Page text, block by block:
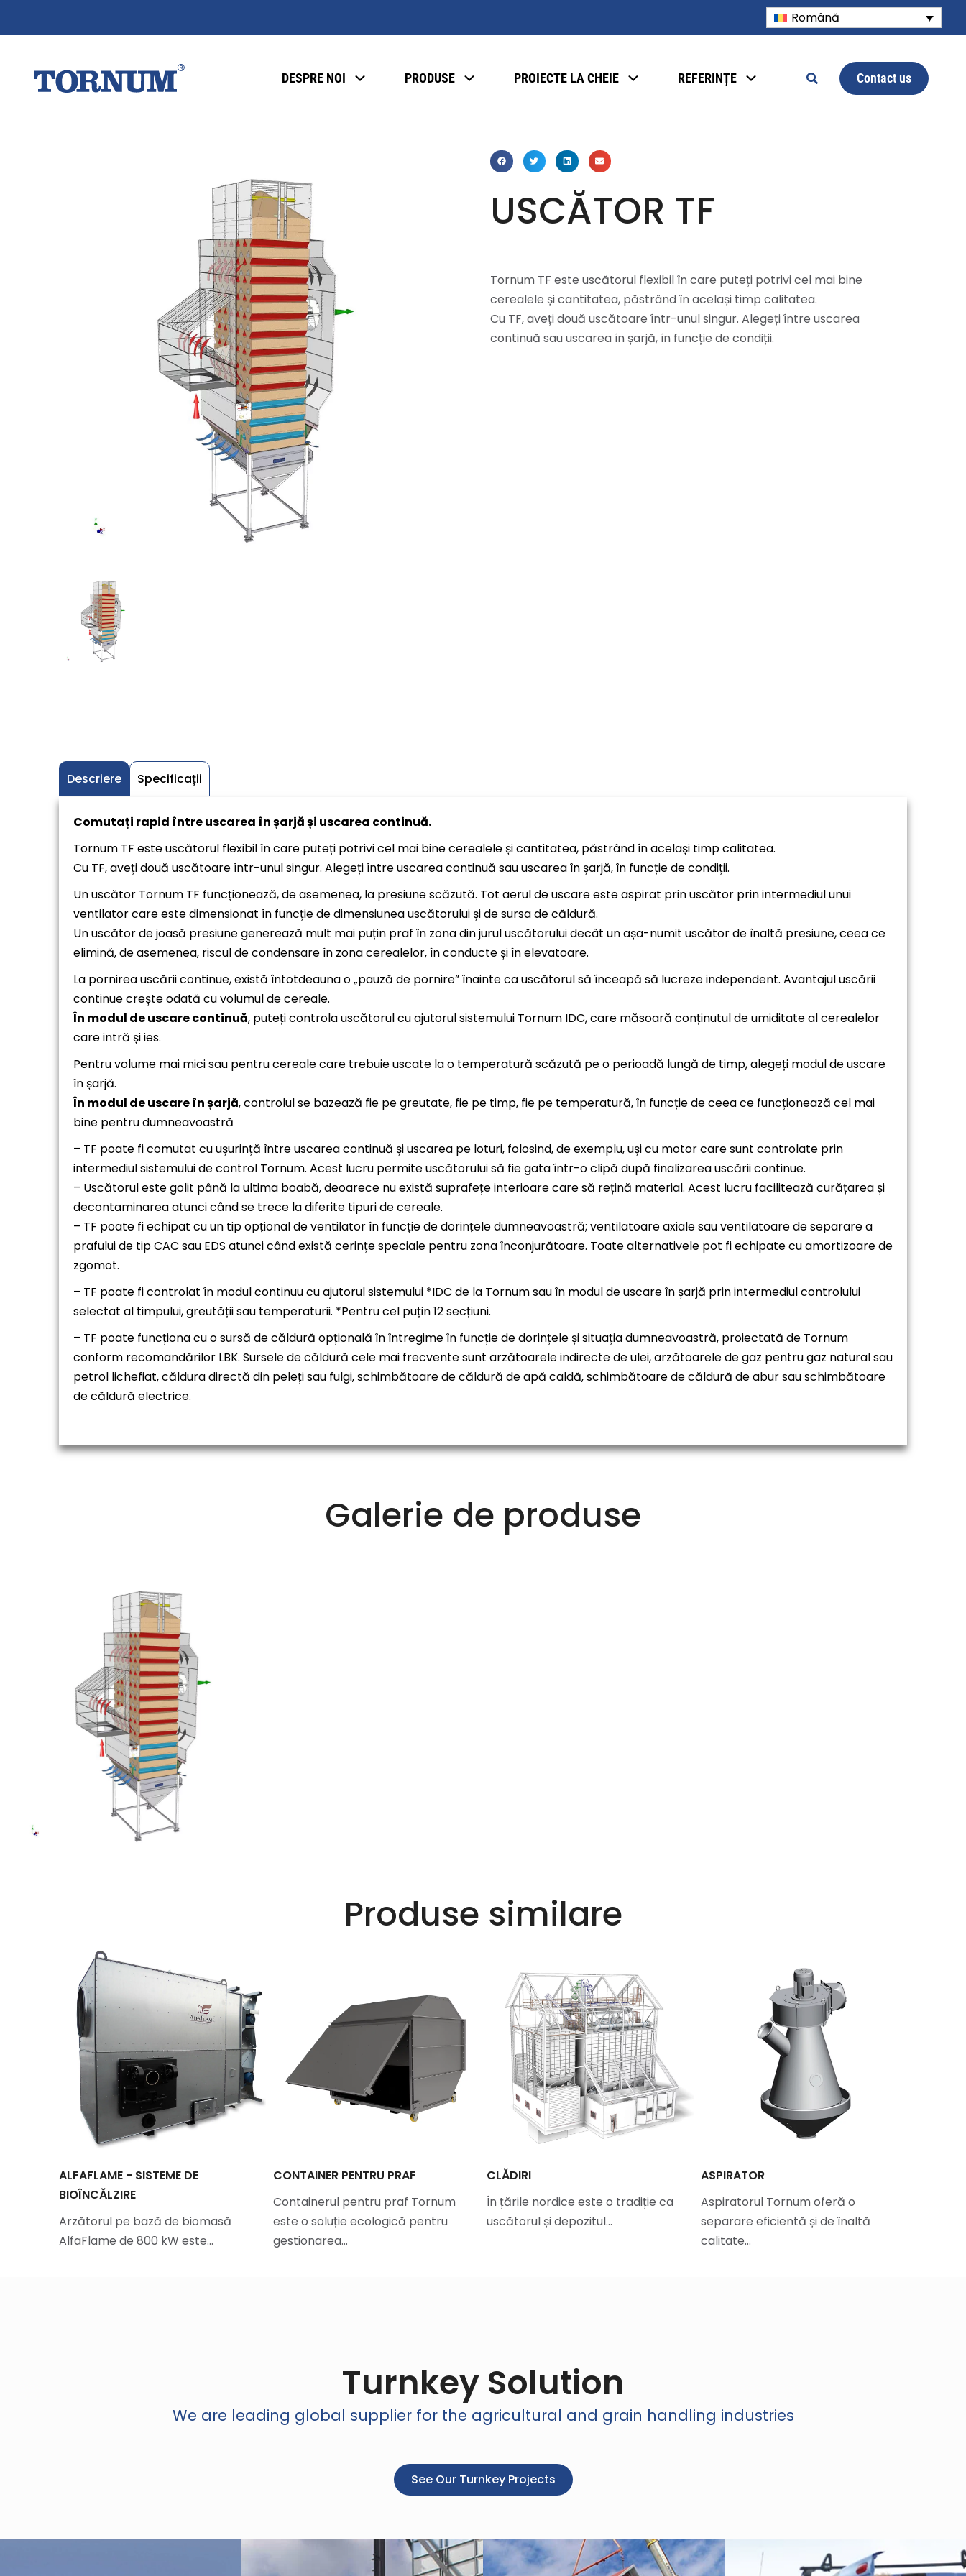
Română
DESPRE NOI PRODUSE PROIECTE LA CHEIE REFERINȚE Contact us
USCĂTOR TF
Tornum TF este uscătorul flexibil în care puteți potrivi cel mai bine
cerealele și cantitatea, păstrând în același timp calitatea.
Cu TF, aveți două uscătoare într-unul singur. Alegeți între uscarea
continuă sau uscarea în șarjă, în funcție de condiții.
Descriere Specificații
Comutați rapid între uscarea în șarjă și uscarea continuă.
Tornum TF este uscătorul flexibil în care puteți potrivi cel mai bine cerealele și cantitatea, păstrând în același timp calitatea.
Cu TF, aveți două uscătoare într-unul singur. Alegeți între uscarea continuă sau uscarea în șarjă, în funcție de condiții.
Un uscător Tornum TF funcționează, de asemenea, la presiune scăzută. Tot aerul de uscare este aspirat prin uscător prin intermediul unui
ventilator care este dimensionat în funcție de dimensiunea uscătorului și de sursa de căldură.
Un uscător de joasă presiune generează mult mai puțin praf în zona din jurul uscătorului decât un așa-numit uscător de înaltă presiune, ceea ce
elimină, de asemenea, riscul de condensare în zona cerealelor, în conducte și în elevatoare.
La pornirea uscării continue, există întotdeauna o „pauză de pornire” înainte ca uscătorul să înceapă să lucreze independent. Avantajul uscării
continue crește odată cu volumul de cereale.
În modul de uscare continuă, puteți controla uscătorul cu ajutorul sistemului Tornum IDC, care măsoară conținutul de umiditate al cerealelor
care intră și ies.
Pentru volume mai mici sau pentru cereale care trebuie uscate la o temperatură scăzută pe o perioadă lungă de timp, alegeți modul de uscare
în șarjă.
În modul de uscare în șarjă, controlul se bazează fie pe greutate, fie pe timp, fie pe temperatură, în funcție de ceea ce funcționează cel mai
bine pentru dumneavoastră
– TF poate fi comutat cu ușurință între uscarea continuă și uscarea pe loturi, folosind, de exemplu, uși cu motor care sunt controlate prin
intermediul sistemului de control Tornum. Acest lucru permite uscătorului să fie gata într-o clipă după finalizarea uscării continue.
– Uscătorul este golit până la ultima boabă, deoarece nu există suprafețe interioare care să rețină material. Acest lucru facilitează curățarea și
decontaminarea atunci când se trece la diferite tipuri de cereale.
– TF poate fi echipat cu un tip opțional de ventilator în funcție de dorințele dumneavoastră; ventilatoare axiale sau ventilatoare de separare a
prafului de tip CAC sau EDS atunci când există cerințe speciale pentru zona înconjurătoare. Toate alternativele pot fi echipate cu amortizoare de
zgomot.
– TF poate fi controlat în modul continuu cu ajutorul sistemului *IDC de la Tornum sau în modul de uscare în șarjă prin intermediul controlului
selectat al timpului, greutății sau temperaturii. *Pentru cel puțin 12 secțiuni.
– TF poate funcționa cu o sursă de căldură opțională în întregime în funcție de dorințele și situația dumneavoastră, proiectată de Tornum
conform recomandărilor LBK. Sursele de căldură cele mai frecvente sunt arzătoarele indirecte de ulei, arzătoarele de gaz pentru gaz natural sau
petrol lichefiat, căldura directă din peleți sau fulgi, schimbătoare de căldură de apă caldă, schimbătoare de căldură de abur sau schimbătoare
de căldură electrice.
Galerie de produse
Produse similare
ALFAFLAME - SISTEME DE
BIOÎNCĂLZIRE
Arzătorul pe bază de biomasă
AlfaFlame de 800 kW este…
CONTAINER PENTRU PRAF
Containerul pentru praf Tornum
este o soluție ecologică pentru
gestionarea…
CLĂDIRI
În țările nordice este o tradiție ca
uscătorul și depozitul…
ASPIRATOR
Aspiratorul Tornum oferă o
separare eficientă și de înaltă
calitate…
Turnkey Solution
We are leading global supplier for the agricultural and grain handling industries
See Our Turnkey Projects